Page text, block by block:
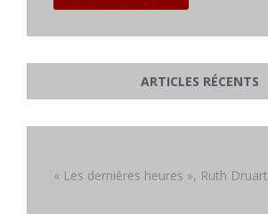
ARTICLES RÉCENTS
« Les dernières heures », Ruth Druart